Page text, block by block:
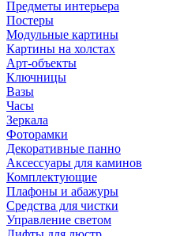
Предметы интерьера
Постеры
Модульные картины
Картины на холстах
Арт-объекты
Ключницы
Вазы
Часы
Зеркала
Фоторамки
Декоративные панно
Аксессуары для каминов
Комплектующие
Плафоны и абажуры
Средства для чистки
Управление светом